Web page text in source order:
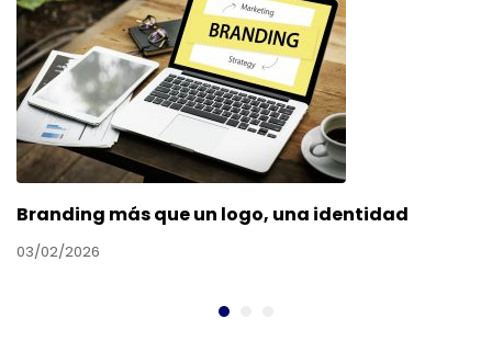
Branding más que un logo, una identidad
03/02/2026